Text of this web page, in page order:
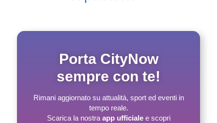
Porta CityNow
sempre con te!
Rimani aggiornato su attualità, sport ed eventi in
tempo reale.
Scarica la nostra app ufficialee scopri